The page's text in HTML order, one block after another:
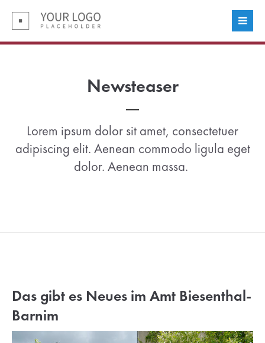
Login
24h/ 365days
Newsteaser
Lorem ipsum dolor sit amet, consectetuer
adipiscing elit. Aenean commodo ligula eget
dolor. Aenean massa.
Das gibt es Neues im Amt Biesenthal-
Barnim